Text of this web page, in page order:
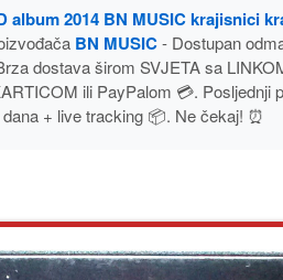
album 2014 BN MUSIC krajisnici
BN MUSIC- Dostupan
dostava širom SVJETA sa
ili PayPalom 💳. Posljednji
+ live tracking 📦. Ne čekaj! ⏰